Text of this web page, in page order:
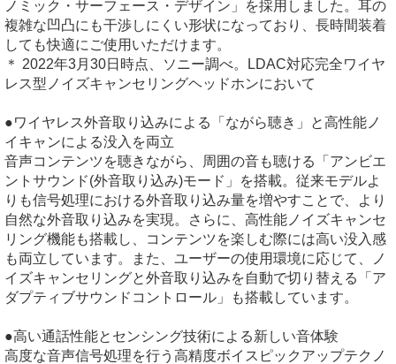
ノミック・サーフェース・デザイン」を採用しました。耳の
複雑な凹凸にも干渉しにくい形状になっており、長時間装着
しても快適にご使用いただけます。
＊ 2022年3月30日時点、ソニー調べ。LDAC対応完全ワイヤ
レス型ノイズキャンセリングヘッドホンにおいて
●ワイヤレス外音取り込みによる「ながら聴き」と高性能ノ
イキャンによる没入を両立
音声コンテンツを聴きながら、周囲の音も聴ける「アンビエ
ントサウンド(外音取り込み)モード」を搭載。従来モデルよ
りも信号処理における外音取り込み量を増やすことで、より
自然な外音取り込みを実現。さらに、高性能ノイズキャンセ
リング機能も搭載し、コンテンツを楽しむ際には高い没入感
も両立しています。また、ユーザーの使用環境に応じて、ノ
イズキャンセリングと外音取り込みを自動で切り替える「ア
ダプティブサウンドコントロール」も搭載しています。
●高い通話性能とセンシング技術による新しい音体験
高度な音声信号処理を行う高精度ボイスピックアップテクノ